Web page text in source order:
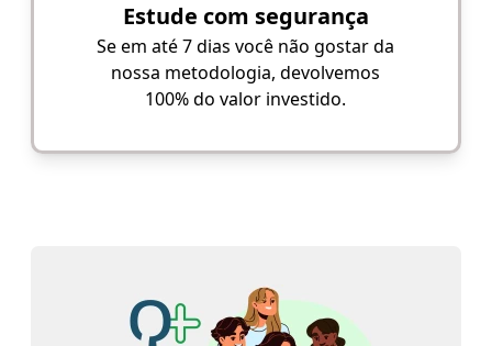
Estude com segurança
Se em até 7 dias você não gostar da
nossa metodologia, devolvemos
100% do valor investido.